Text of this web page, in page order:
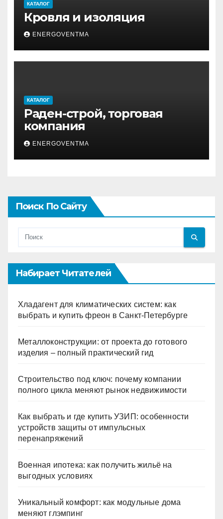
КАТАЛОГ
Кровля и изоляция
ENERGOVENTMA
КАТАЛОГ
Раден-строй, торговая
компания
ENERGOVENTMA
Поиск По Сайту
Набирает Читателей
Хладагент для климатических систем: как
выбрать и купить фреон в Санкт-Петербурге
Металлоконструкции: от проекта до готового
изделия – полный практический гид
Строительство под ключ: почему компании
полного цикла меняют рынок недвижимости
Как выбрать и где купить УЗИП: особенности
устройств защиты от импульсных
перенапряжений
Военная ипотека: как получить жильё на
выгодных условиях
Уникальный комфорт: как модульные дома
меняют глэмпинг